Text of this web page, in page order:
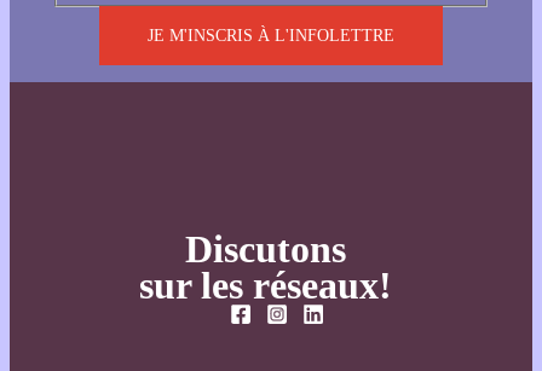
JE M'INSCRIS À L'INFOLETTRE
Discutons
sur les réseaux!